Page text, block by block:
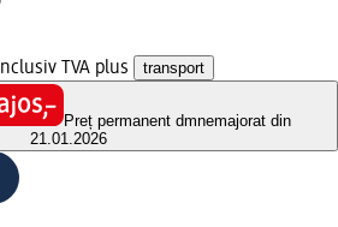
Inclusiv TVA plus transport
Preț permanent dmnemajorat din
21.01.2026